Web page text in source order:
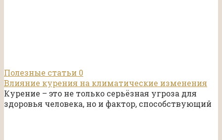
Полезные статьи 0
Влияние курения на климатические изменения
Курение – это не только серьёзная угроза для
здоровья человека, но и фактор, способствующий